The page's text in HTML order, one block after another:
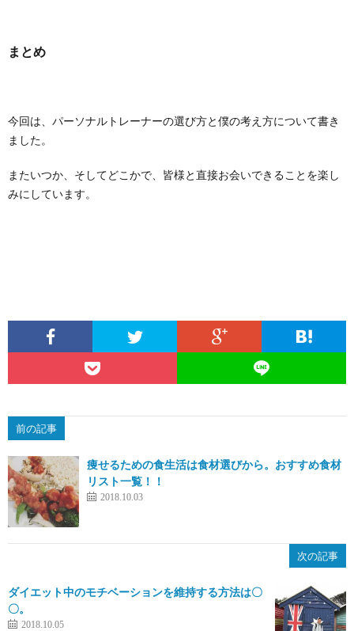
まとめ
今回は、パーソナルトレーナーの選び方と僕の考え方について書き
ました。
またいつか、そしてどこかで、皆様と直接お会いできることを楽し
みにしています。
前の記事
痩せるための食生活は食材選びから。おすすめ食材
リスト一覧！！
2018.10.03
次の記事
ダイエット中のモチベーションを維持する方法は〇
〇。
2018.10.05